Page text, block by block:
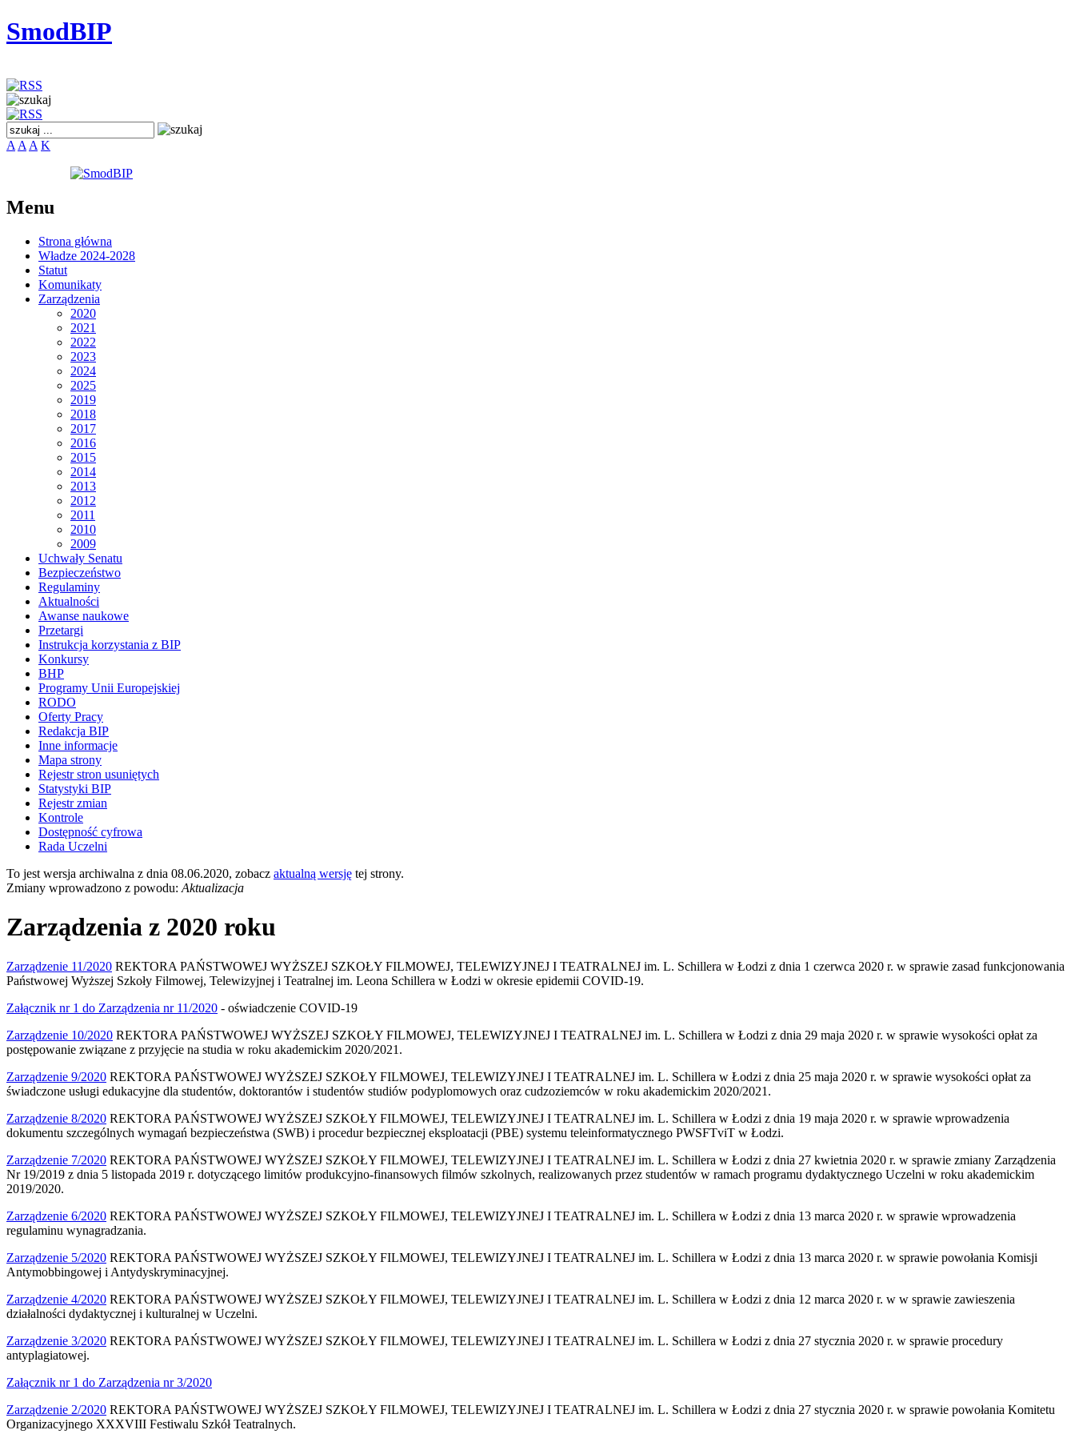
SmodBIP
A A A K
Menu
Strona główna
Władze 2024-2028
Statut
Komunikaty
Zarządzenia
2020
2021
2022
2023
2024
2025
2019
2018
2017
2016
2015
2014
2013
2012
2011
2010
2009
Uchwały Senatu
Bezpieczeństwo
Regulaminy
Aktualności
Awanse naukowe
Przetargi
Instrukcja korzystania z BIP
Konkursy
BHP
Programy Unii Europejskiej
RODO
Oferty Pracy
Redakcja BIP
Inne informacje
Mapa strony
Rejestr stron usuniętych
Statystyki BIP
Rejestr zmian
Kontrole
Dostępność cyfrowa
Rada Uczelni
To jest wersja archiwalna z dnia 08.06.2020, zobacz aktualną wersję tej strony.
Zmiany wprowadzono z powodu: Aktualizacja
Zarządzenia z 2020 roku
Zarządzenie 11/2020 REKTORA PAŃSTWOWEJ WYŻSZEJ SZKOŁY FILMOWEJ, TELEWIZYJNEJ I TEATRALNEJ im. L. Schillera w Łodzi z dnia 1 czerwca 2020 r. w sprawie zasad funkcjonowania
Państwowej Wyższej Szkoły Filmowej, Telewizyjnej i Teatralnej im. Leona Schillera w Łodzi w okresie epidemii COVID-19.
Załącznik nr 1 do Zarządzenia nr 11/2020 - oświadczenie COVID-19
Zarządzenie 10/2020 REKTORA PAŃSTWOWEJ WYŻSZEJ SZKOŁY FILMOWEJ, TELEWIZYJNEJ I TEATRALNEJ im. L. Schillera w Łodzi z dnia 29 maja 2020 r. w sprawie wysokości opłat za
postępowanie związane z przyjęcie na studia w roku akademickim 2020/2021.
Zarządzenie 9/2020 REKTORA PAŃSTWOWEJ WYŻSZEJ SZKOŁY FILMOWEJ, TELEWIZYJNEJ I TEATRALNEJ im. L. Schillera w Łodzi z dnia 25 maja 2020 r. w sprawie wysokości opłat za
świadczone usługi edukacyjne dla studentów, doktorantów i studentów studiów podyplomowych oraz cudzoziemców w roku akademickim 2020/2021.
Zarządzenie 8/2020 REKTORA PAŃSTWOWEJ WYŻSZEJ SZKOŁY FILMOWEJ, TELEWIZYJNEJ I TEATRALNEJ im. L. Schillera w Łodzi z dnia 19 maja 2020 r. w sprawie wprowadzenia
dokumentu szczególnych wymagań bezpieczeństwa (SWB) i procedur bezpiecznej eksploatacji (PBE) systemu teleinformatycznego PWSFTviT w Łodzi.
Zarządzenie 7/2020 REKTORA PAŃSTWOWEJ WYŻSZEJ SZKOŁY FILMOWEJ, TELEWIZYJNEJ I TEATRALNEJ im. L. Schillera w Łodzi z dnia 27 kwietnia 2020 r. w sprawie zmiany Zarządzenia
Nr 19/2019 z dnia 5 listopada 2019 r. dotyczącego limitów produkcyjno-finansowych filmów szkolnych, realizowanych przez studentów w ramach programu dydaktycznego Uczelni w roku akademickim
2019/2020.
Zarządzenie 6/2020 REKTORA PAŃSTWOWEJ WYŻSZEJ SZKOŁY FILMOWEJ, TELEWIZYJNEJ I TEATRALNEJ im. L. Schillera w Łodzi z dnia 13 marca 2020 r. w sprawie wprowadzenia
regulaminu wynagradzania.
Zarządzenie 5/2020 REKTORA PAŃSTWOWEJ WYŻSZEJ SZKOŁY FILMOWEJ, TELEWIZYJNEJ I TEATRALNEJ im. L. Schillera w Łodzi z dnia 13 marca 2020 r. w sprawie powołania Komisji
Antymobbingowej i Antydyskryminacyjnej.
Zarządzenie 4/2020 REKTORA PAŃSTWOWEJ WYŻSZEJ SZKOŁY FILMOWEJ, TELEWIZYJNEJ I TEATRALNEJ im. L. Schillera w Łodzi z dnia 12 marca 2020 r. w w sprawie zawieszenia
działalności dydaktycznej i kulturalnej w Uczelni.
Zarządzenie 3/2020 REKTORA PAŃSTWOWEJ WYŻSZEJ SZKOŁY FILMOWEJ, TELEWIZYJNEJ I TEATRALNEJ im. L. Schillera w Łodzi z dnia 27 stycznia 2020 r. w sprawie procedury
antyplagiatowej.
Załącznik nr 1 do Zarządzenia nr 3/2020
Zarządzenie 2/2020 REKTORA PAŃSTWOWEJ WYŻSZEJ SZKOŁY FILMOWEJ, TELEWIZYJNEJ I TEATRALNEJ im. L. Schillera w Łodzi z dnia 27 stycznia 2020 r. w sprawie powołania Komitetu
Organizacyjnego XXXVIII Festiwalu Szkół Teatralnych.